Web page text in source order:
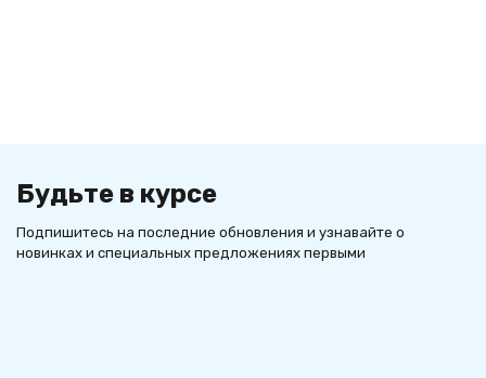
Будьте в курсе
Подпишитесь на последние обновления и узнавайте о
новинках и специальных предложениях первыми